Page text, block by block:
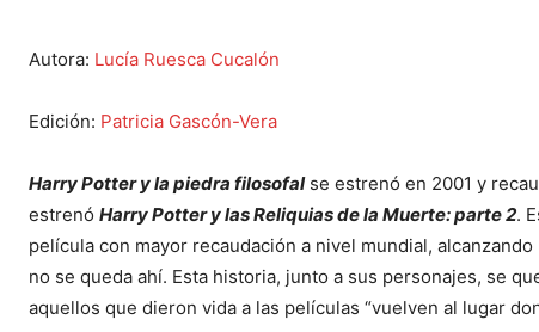
Autora: Lucía Ruesca Cucalón
Edición: Patricia Gascón-Vera
Harry Potter y la piedra filosofalse estrenó en 2001 y
estrenó Harry Potter y las Reliquias de la Muerte: parte 2.
película con mayor recaudación a nivel mundial,
no se queda ahí. Esta historia, junto a sus personajes, se
aquellos que dieron vida a las películas “vuelven al lugar